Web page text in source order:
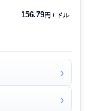
156.79円 / ドル